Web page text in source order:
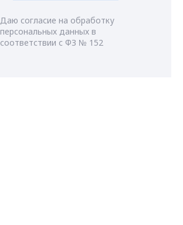
Даю согласие на обработку
персональных данных в
соответствии с ФЗ № 152